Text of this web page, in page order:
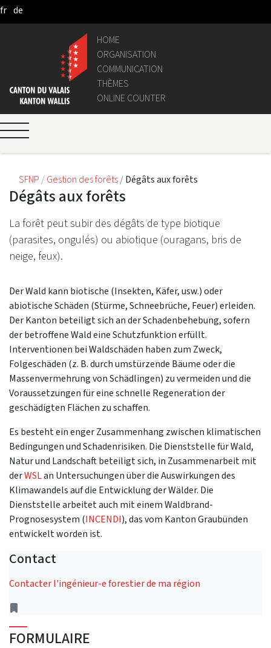
Skip to Main Content
fr de
HOME
ORGANISATION
COMMUNICATION
THÈMES
ONLINE COUNTER
SFNP Gestion des forêts Dégâts aux forêts
Dégâts aux forêts
La forêt peut subir des dégâts de type biotique
(parasites, ongulés) ou abiotique (ouragans, bris de
neige, feux).
Der Wald kann biotische (Insekten, Käfer, usw.) oder
abiotische Schäden (Stürme, Schneebrüche, Feuer) erleiden.
Der Kanton beteiligt sich an der Schadenbehebung, sofern
der betroffene Wald eine Schutzfunktion erfüllt.
Interventionen bei Waldschäden haben zum Zweck,
Folgeschäden (z. B. durch umstürzende Bäume oder die
Massenvermehrung von Schädlingen) zu vermeiden und die
Voraussetzungen für eine schnelle Regeneration der
geschädigten Flächen zu schaffen.
Es besteht ein enger Zusammenhang zwischen klimatischen
Bedingungen und Schadenrisiken. Die Dienststelle für Wald,
Natur und Landschaft beteiligt sich, in Zusammenarbeit mit
derWSLan Untersuchungen über die Auswirkungen des
Klimawandels auf die Entwicklung der Wälder. Die
Dienststelle arbeitet auch mit einem Waldbrand-
Prognosesystem (INCENDI), das vom Kanton Graubünden
entwickelt worden ist.​​​
Contact
Contacter l'ingénieur-e forestier de ma région
FORMULAIRE